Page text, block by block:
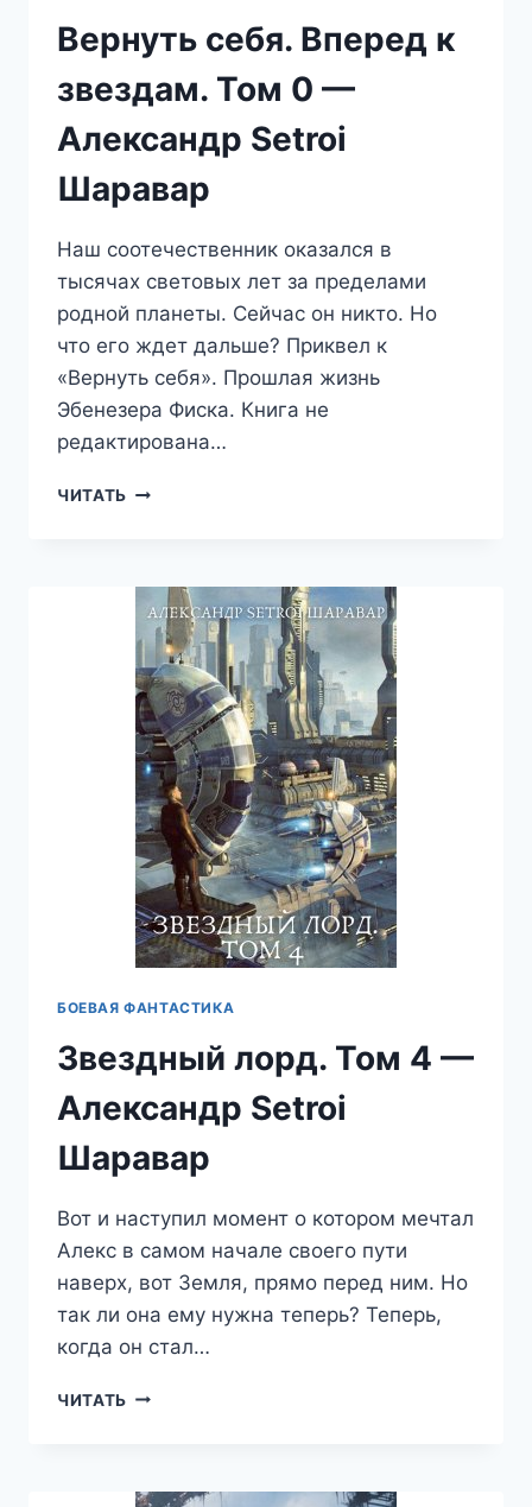
Вернуть себя. Вперед к
звездам. Том 0 —
Александр Setroi
Шаравар
Наш соотечественник оказался в
тысячах световых лет за пределами
родной планеты. Сейчас он никто. Но
что его ждет дальше? Приквел к
«Вернуть себя». Прошлая жизнь
Эбенезера Фиска. Книга не
редактирована…
ЧИТАТЬ ВЕРНУТЬ
ЗВЕЗДАМ.
ТОМ
0
—
АЛЕКСАНДР
SETROI
ШАРАВАР
БОЕВАЯ ФАНТАСТИКА
Звездный лорд. Том 4 —
Александр Setroi
Шаравар
Вот и наступил момент о котором мечтал
Алекс в самом начале своего пути
наверх, вот Земля, прямо перед ним. Но
так ли она ему нужна теперь? Теперь,
когда он стал…
ЧИТАТЬ ЗВЕЗДНЫЙ
—